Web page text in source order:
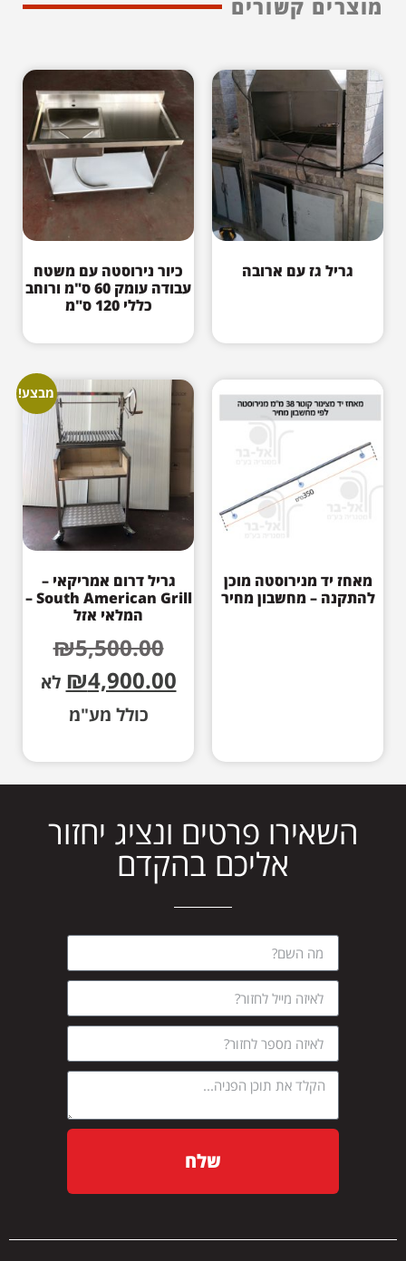
מוצרים קשורים
גריל גז עם ארובה
כיור נירוסטה עם משטח
עבודה עומק 60 ס"מ ורוחב
כללי 120 ס"מ
מאחז יד מנירוסטה מוכן
להתקנה – מחשבון מחיר
מבצע!
גריל דרום אמריקאי –
South American Grill –
המלאי אזל
₪5,500.00
₪4,900.00
לא
כולל מע"מ
השאירו פרטים ונציג יחזור
אליכם בהקדם
שלח